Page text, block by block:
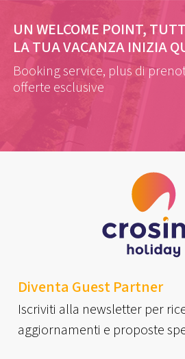
UN WELCOME POINT,
LA TUA VACANZA INIZIA
Booking service, plus di
offerte esclusive
Diventa Guest Partner
Iscriviti alla newsletter per
aggiornamenti e proposte